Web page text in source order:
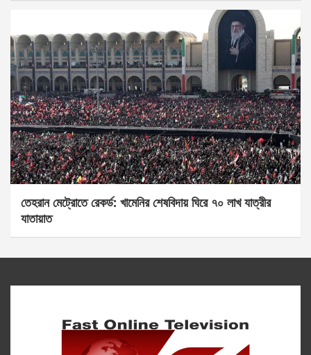
তেহরান মেট্রোতে রেকর্ড: খামেনির শেষবিদায় ঘিরে ৭০ লাখ যাত্রীর
যাতায়াত